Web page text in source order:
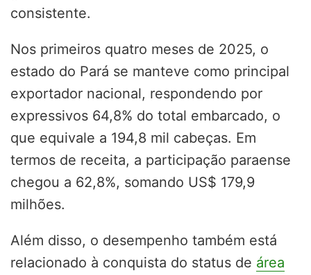
consistente.
Nos primeiros quatro meses de 2025, o
estado do Pará se manteve como principal
exportador nacional, respondendo por
expressivos 64,8% do total embarcado, o
que equivale a 194,8 mil cabeças. Em
termos de receita, a participação paraense
chegou a 62,8%, somando US$ 179,9
milhões.
Além disso, o desempenho também está
relacionado à conquista do status de área